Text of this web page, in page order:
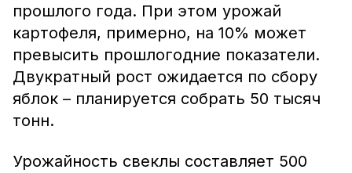
прошлого года. При этом урожай
картофеля, примерно, на 10% может
превысить прошлогодние показатели.
Двукратный рост ожидается по сбору
яблок – планируется собрать 50 тысяч
тонн.
Урожайность свеклы составляет 500